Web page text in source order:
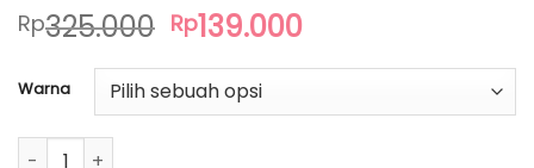
Rp325.000 Harga
adalah:
Rp325.000.
Rp139.000Harga
adalah:
Warna
Kuantitas Panlandwoo - Kalung Titanium Wanita Sheerah